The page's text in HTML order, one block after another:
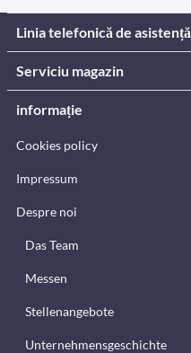
Linia telefonică de asistență
Serviciu magazin
informație
Cookies policy
Impressum
Despre noi
Das Team
Messen
Stellenangebote
Unternehmensgeschichte